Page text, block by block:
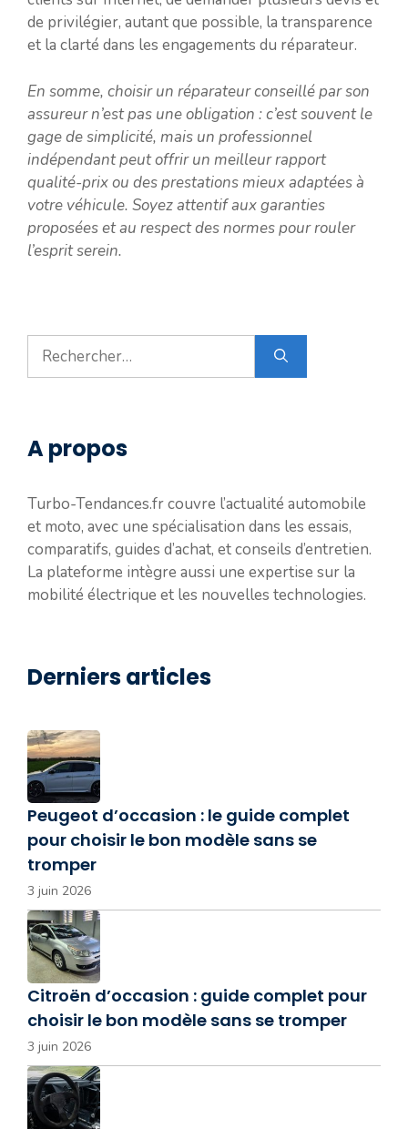
de privilégier, autant que possible, la transparence
et la clarté dans les engagements du réparateur.
En somme, choisir un réparateur conseillé par son
assureur n’est pas une obligation : c’est souvent le
gage de simplicité, mais un professionnel
indépendant peut offrir un meilleur rapport
qualité-prix ou des prestations mieux adaptées à
votre véhicule. Soyez attentif aux garanties
proposées et au respect des normes pour rouler
l’esprit serein.
Rechercher :
A propos
Turbo-Tendances.fr couvre l’actualité automobile
et moto, avec une spécialisation dans les essais,
comparatifs, guides d’achat, et conseils d’entretien.
La plateforme intègre aussi une expertise sur la
mobilité électrique et les nouvelles technologies.
Derniers articles
Peugeot d’occasion : le guide complet
pour choisir le bon modèle sans se
tromper
3 juin 2026
Citroën d’occasion : guide complet pour
choisir le bon modèle sans se tromper
3 juin 2026